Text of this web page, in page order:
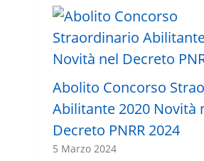
Abolito Concorso
Abilitante 2020 Novità
Decreto PNRR 2024
5 Marzo 2024